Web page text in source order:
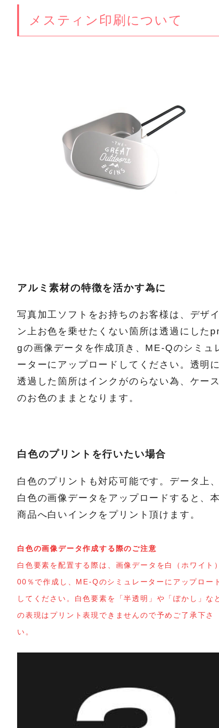
メスティン印刷について
アルミ素材の特徴を活かす為に
写真加工ソフトをお持ちのお客様は、デザ
ン上お色を乗せたくない箇所は透過にした
gの画像データを作成頂き、ME-Qのシミュ
ーターにアップロードしてください。透明
透過した箇所はインクがのらない為、ケー
のお色のままとなります。
白色のプリントを行いたい場合
白色のプリントも対応可能です。データ上
白色の画像データをアップロードすると、
商品へ白いインクをプリント頂けます。
白色の画像データ作成する際のご注意
白色要素を配置する際は、画像データを白（ホワイト
00％で作成し、ME-Qのシミュレーターにアップロー
してください。白色要素を「半透明」や「ぼかし」な
の表現はプリント表現できませんので予めご了承下さ
い。